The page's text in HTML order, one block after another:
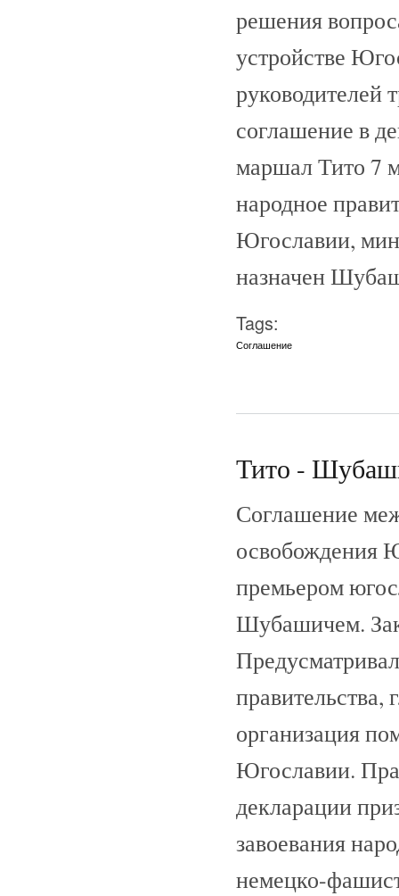
решения
устройстве
руководителей
соглашение в
маршал Тито 7
народное
Югославии,
назначен
Tags:
Соглашение
Тито -
Соглашение
освобождения
премьером
Шубашичем.
правительства,
организация
Югославии.
декларации
завоевания
немецко-